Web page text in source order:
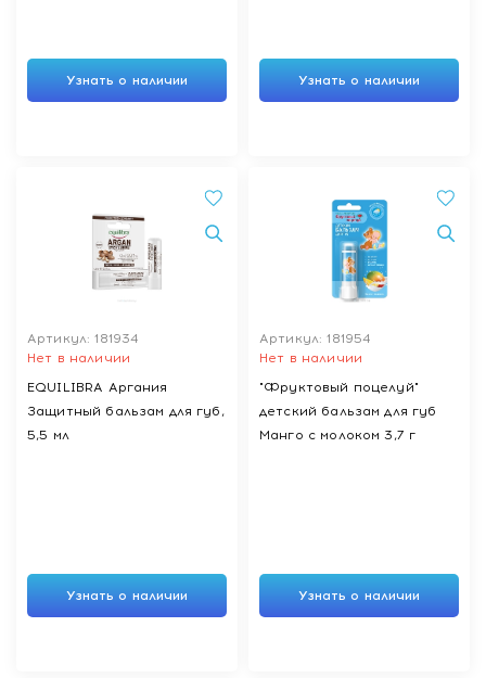
Узнать о наличии Узнать о наличии
Артикул: 181934
Нет в наличии
EQUILIBRA Аргания
Защитный бальзам для губ,
5,5 мл
Узнать о наличии
Артикул: 181954
Нет в наличии
"Фруктовый поцелуй"
детский бальзам для губ
Манго с молоком 3,7 г
Узнать о наличии